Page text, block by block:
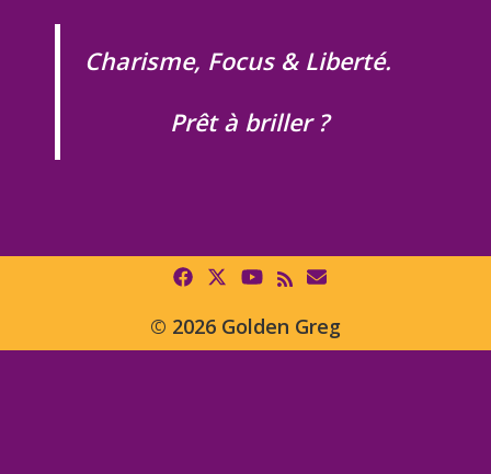
Charisme, Focus & Liberté.
Prêt à briller ?
© 2026 Golden Greg